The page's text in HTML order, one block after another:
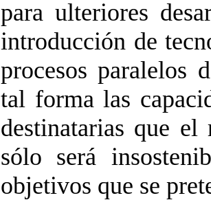
para ulteriores
introducción de
procesos paralelos
tal forma las
destinatarias que
sólo será
objetivos que se